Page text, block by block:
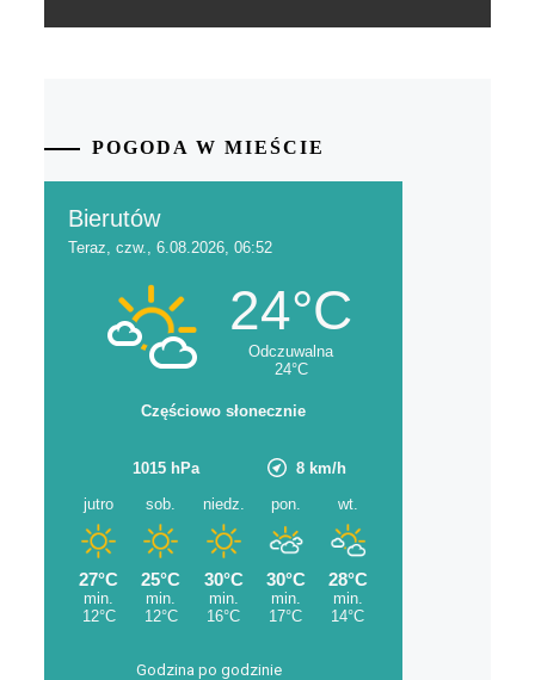
POGODA W MIEŚCIE
Godzina po godzinie